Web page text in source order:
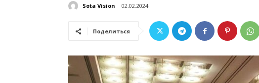
Sota Vision 02.02.2024
Поделиться